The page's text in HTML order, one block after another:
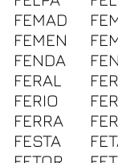
FEMAD
FEMEN
FENDA
FERAL
FERIO
FERRA
FESTA